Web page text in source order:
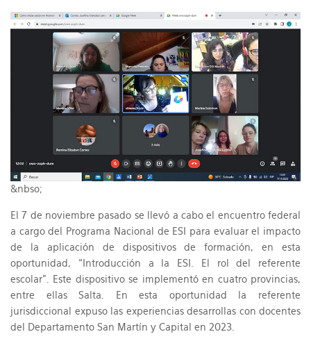
&nbso;
El 7 de noviembre pasado se llevó a cabo el encuentro federal
a cargo del Programa Nacional de ESI para evaluar el impacto
de la aplicación de dispositivos de formación, en esta
oportunidad, “Introducción a la ESI. El rol del referente
escolar”. Este dispositivo se implementó en cuatro provincias,
entre ellas Salta. En esta oportunidad la referente
jurisdiccional expuso las experiencias desarrollas con docentes
del Departamento San Martín y Capital en 2023.